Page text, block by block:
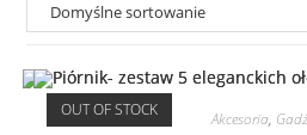
OUT OF STOCK Akcesoria,